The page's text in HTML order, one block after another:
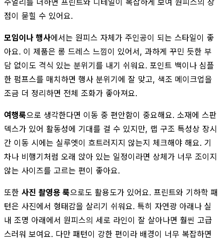
점이 묻힐 수 있어요.
모임이나 행사에서는 원피스 자체가 주인공이 되는 스타일이 좋
아요. 이 제품은 롱 드레스 느낌이 있어서, 과하게 꾸민 듯한 부
담 없이도 격식 있는 분위기를 내기 쉬워요. 포인트 백이나 심플
한 펌프스를 매치하면 행사 분위기에 잘 맞고, 색조 메이크업을
조금 더 정리하면 전체 조화가 좋아져요.
여행룩으로 생각한다면 이동 중 편안함이 중요해요. 소재에 스판
덱스가 있어 활동성에 기대를 걸 수 있지만, 랩 구조 특성상 장시
간 이동 시에는 실루엣이 흐트러지지 않는지 체크해야 해요. 기
차나 비행기처럼 오래 앉아 있는 일정이라면 상체가 너무 조이지
않는 사이즈를 고르는 편이 좋아요.
또한 사진 촬영용 룩으로도 활용도가 있어요. 프린트와 기하학 패
턴은 사진에서 형태감을 살리기 쉬워요. 특히 자연광 아래나 실
내 조명 아래에서 원피스의 세로 라인이 잘 살아나면 훨씬 고급
스러워 보여요. 다만 패턴이 강한 편이라 배경이 너무 복잡하면